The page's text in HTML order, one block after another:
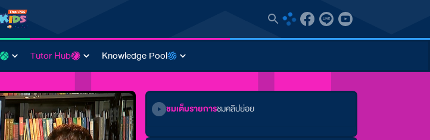
Tutor Hub Knowledge Pool
ชมเต็มรายการชมคลิปย่อย